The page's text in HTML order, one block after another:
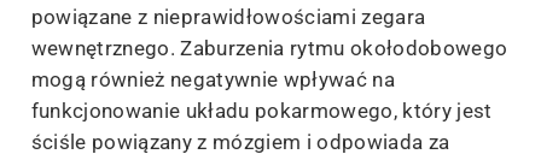
powiązane z nieprawidłowościami zegara
wewnętrznego. Zaburzenia rytmu okołodobowego
mogą również negatywnie wpływać na
funkcjonowanie układu pokarmowego, który jest
ściśle powiązany z mózgiem i odpowiada za